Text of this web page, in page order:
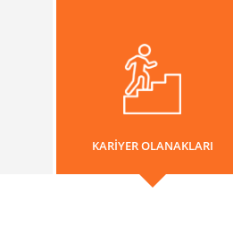
KARİYER OLANAKLARI